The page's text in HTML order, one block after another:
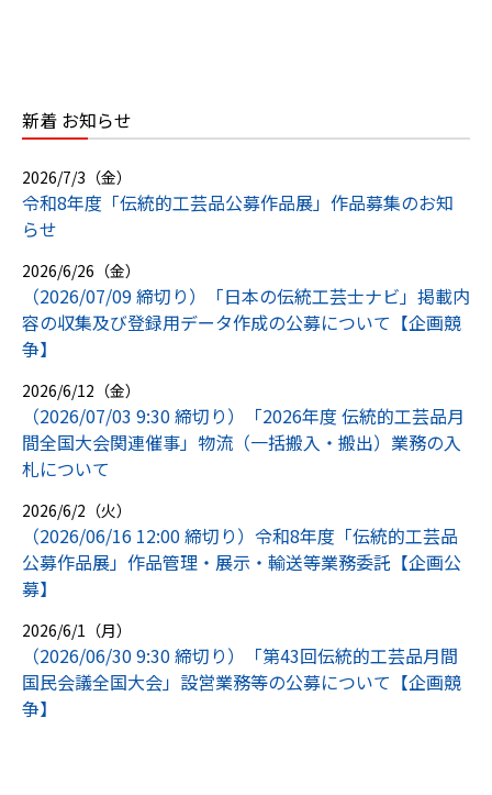
新着 お知らせ
2026/7/3（金）
令和8年度「伝統的工芸品公募作品展」作品募集のお知
らせ
2026/6/26（金）
（2026/07/09 締切り）「日本の伝統工芸士ナビ」掲載内
容の収集及び登録用データ作成の公募について【企画競
争】
2026/6/12（金）
（2026/07/03 9:30 締切り）「2026年度 伝統的工芸品月
間全国大会関連催事」物流（一括搬入・搬出）業務の入
札について
2026/6/2（火）
（2026/06/16 12:00 締切り）令和8年度「伝統的工芸品
公募作品展」作品管理・展示・輸送等業務委託【企画公
募】
2026/6/1（月）
（2026/06/30 9:30 締切り）「第43回伝統的工芸品月間
国民会議全国大会」設営業務等の公募について【企画競
争】